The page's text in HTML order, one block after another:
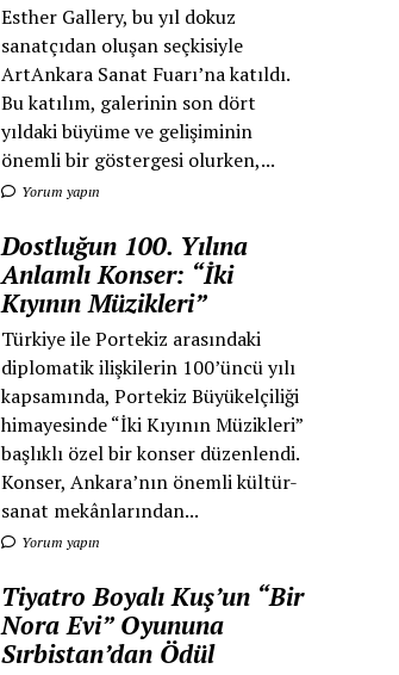
Esther Gallery, bu yıl dokuz
sanatçıdan oluşan seçkisiyle
ArtAnkara Sanat Fuarı’na katıldı.
Bu katılım, galerinin son dört
yıldaki büyüme ve gelişiminin
önemli bir göstergesi olurken,...
Yorum yapın
Dostluğun 100. Yılına
Anlamlı Konser: “İki
Kıyının Müzikleri”
Türkiye ile Portekiz arasındaki
diplomatik ilişkilerin 100’üncü yılı
kapsamında, Portekiz Büyükelçiliği
himayesinde “İki Kıyının Müzikleri”
başlıklı özel bir konser düzenlendi.
Konser, Ankara’nın önemli kültür-
sanat mekânlarından...
Yorum yapın
Tiyatro Boyalı Kuş’un “Bir
Nora Evi” Oyununa
Sırbistan’dan Ödül